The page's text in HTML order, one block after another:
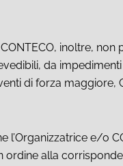
CONTECO, inoltre,
da
di forza maggiore,
l’Organizzatrice e/o
ordine alla